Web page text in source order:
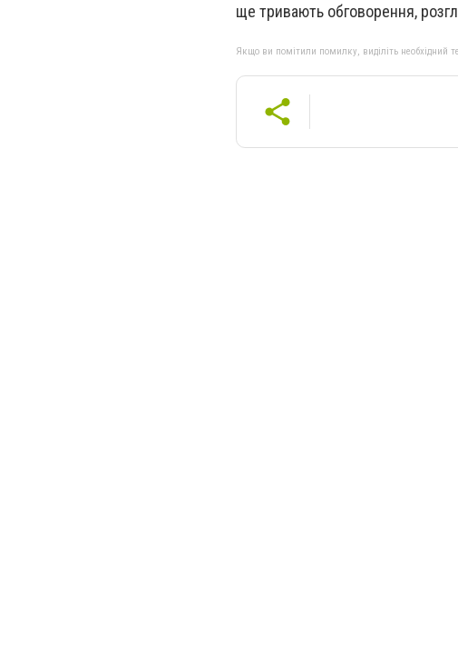
ще тривають обговорення,
Якщо ви помітили помилку, виділіть необхідний